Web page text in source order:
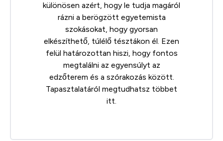
különösen azért, hogy le tudja magáról
rázni a berögzött egyetemista
szokásokat, hogy gyorsan
elkészíthető, túlélő tésztákon él. Ezen
felül határozottan hiszi, hogy fontos
megtalálni az egyensúlyt az
edzőterem és a szórakozás között.
Tapasztalatáról megtudhatsz többet
itt